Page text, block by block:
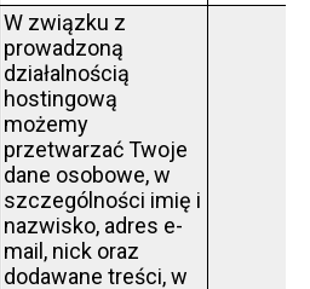
W związku z
prowadzoną
działalnością
hostingową
możemy
przetwarzać Twoje
dane osobowe, w
szczególności imię i
nazwisko, adres e-
mail, nick oraz
dodawane treści, w